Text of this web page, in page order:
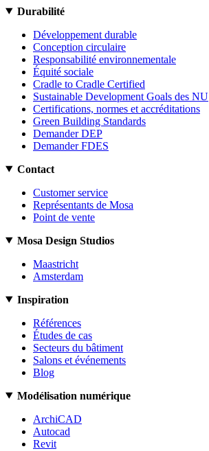
Durabilité
Développement durable
Conception circulaire
Responsabilité environnementale
Équité sociale
Cradle to Cradle Certified
Sustainable Development Goals des NU
Certifications, normes et accréditations
Green Building Standards
Demander DEP
Demander FDES
Contact
Customer service
Représentants de Mosa
Point de vente
Mosa Design Studios
Maastricht
Amsterdam
Inspiration
Références
Études de cas
Secteurs du bâtiment
Salons et événements
Blog
Modélisation numérique
ArchiCAD
Autocad
Revit